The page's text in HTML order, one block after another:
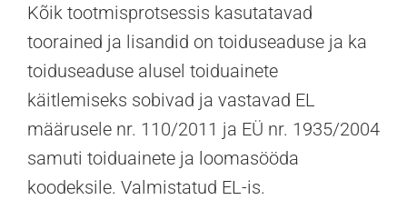
Kõik tootmisprotsessis kasutatavad
toorained ja lisandid on toiduseaduse ja ka
toiduseaduse alusel toiduainete
käitlemiseks sobivad ja vastavad EL
määrusele nr. 110/2011 ja EÜ nr. 1935/2004
samuti toiduainete ja loomasööda
koodeksile. Valmistatud EL-is.